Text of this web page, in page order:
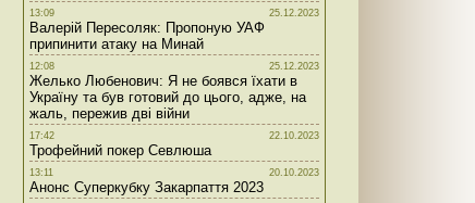
13:09 25.12.2023
Валерій Пересоляк: Пропоную УАФ
припинити атаку на Минай
12:08 25.12.2023
Желько Любенович: Я не боявся їхати в
Україну та був готовий до цього, адже, на
жаль, пережив дві війни
17:42 22.10.2023
Трофейний покер Севлюша
13:11 20.10.2023
Анонс Суперкубку Закарпаття 2023